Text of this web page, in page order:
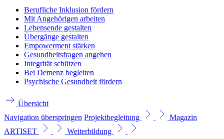
Berufliche Inklusion fördern
Mit Angehörigen arbeiten
Lebensende gestalten
Übergänge gestalten
Empowerment stärken
Gesundheitsfragen angehen
Integrität schützen
Bei Demenz begleiten
Psychische Gesundheit fördern
Übersicht
Navigation überspringen Projektbegleitung
Magazin
ARTISET
Weiterbildung